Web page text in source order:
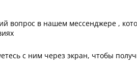
вопрос в нашем мессенджере ,
с ним через экран, чтобы